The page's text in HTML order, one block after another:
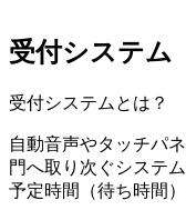
受付システム
受付システム とは？
自動音声やタッチパ
門へ取り次ぐシステ
予定時間（待ち時間